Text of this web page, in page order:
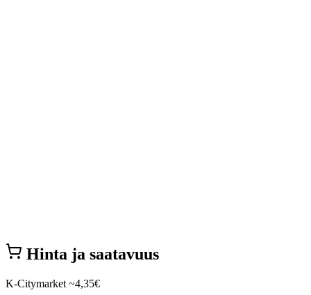
Hinta ja saatavuus
K-Citymarket ~4,35€